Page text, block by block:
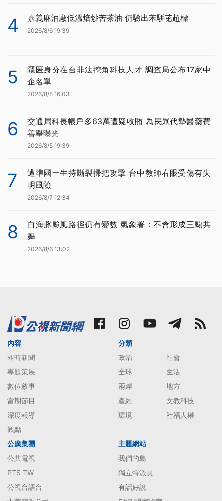
4 嘉義麻油廠低溫焙炒苦茶油 仍驗出苯駢芘超標
2026/8/6 19:39
5
隱匿身分在台非法挖角科技人才 調查局公布17家中
企名單
2026/8/5 16:03
6
交通局科長帳戶多63萬遭疑收賄 為民眾代墊醫藥費
善舉曝光
2026/8/5 19:39
7
遭準國一生持斷裂掃把攻擊 台中教師右眼受傷有失
明風險
2026/8/7 12:34
8
白海豚颱風路徑仍有變數 氣象署：不會形成三颱共
舞
2026/8/6 13:02
內容
即時新聞
專題策展
數位敘事
當期節目
深度報導
觀點
分類
政治
社會
全球
生活
兩岸
地方
產經
文教科技
環境
社福人權
公廣集團
公共電視
PTS TW
公視台語台
主題網站
我們的島
獨立特派員
有話好說